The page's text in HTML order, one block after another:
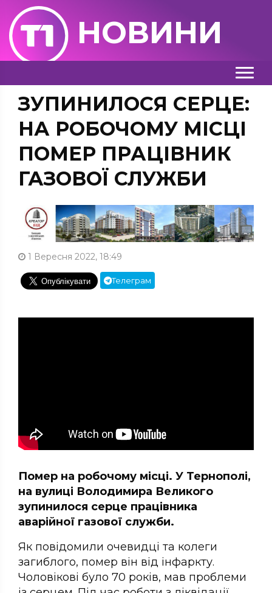
НОВИНИ
ЗУПИНИЛОСЯ СЕРЦЕ:
НА РОБОЧОМУ МІСЦІ
ПОМЕР ПРАЦІВНИК
ГАЗОВОЇ СЛУЖБИ
1 Вересня 2022, 18:49
Телеграм
Помер на робочому місці. У Тернополі,
на вулиці Володимира Великого
зупинилося серце працівника
аварійної газової служби.
Як повідомили очевидці та колеги
загиблого, помер він від інфаркту.
Чоловікові було 70 років, мав проблеми